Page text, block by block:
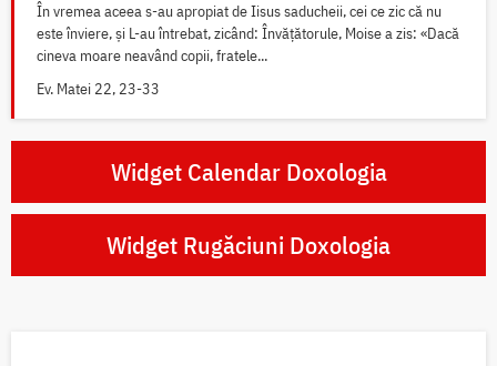
În vremea aceea s-au apropiat de Iisus saducheii, cei ce zic că nu
este înviere, și L-au întrebat, zicând: Învățătorule, Moise a zis: «Dacă
cineva moare neavând copii, fratele...
Ev. Matei 22, 23-33
Widget Calendar Doxologia
Widget Rugăciuni Doxologia